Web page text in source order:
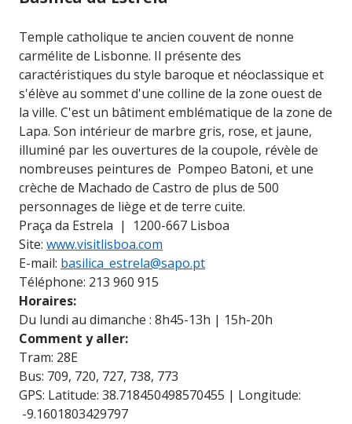
Temple catholique te ancien couvent de nonne
carmélite de Lisbonne. Il présente des
caractéristiques du style baroque et néoclassique et
s'élève au sommet d'une colline de la zone ouest de
la ville. C'est un bâtiment emblématique de la zone de
Lapa. Son intérieur de marbre gris, rose, et jaune,
illuminé par les ouvertures de la coupole, révèle de
nombreuses peintures de Pompeo Batoni, et une
crèche de Machado de Castro de plus de 500
personnages de liège et de terre cuite.
Praça da Estrela | 1200-667 Lisboa
Site: www.visitlisboa.com
E-mail: basilica_estrela@sapo.pt
Téléphone: 213 960 915
Horaires:
Du lundi au dimanche : 8h45-13h | 15h-20h
Comment y aller:
Tram: 28E
Bus: 709, 720, 727, 738, 773
GPS: Latitude: 38.718450498570455 | Longitude:
-9.1601803429797